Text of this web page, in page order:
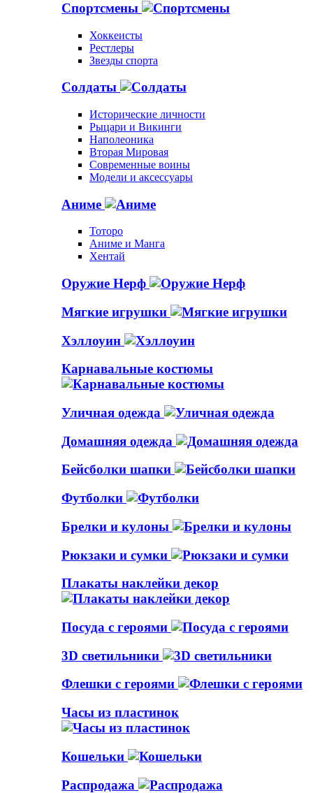
Спортсмены
Хоккеисты
Рестлеры
Звезды спорта
Солдаты
Исторические личности
Рыцари и Викинги
Наполеоника
Вторая Мировая
Современные воины
Модели и аксессуары
Аниме
Тоторо
Аниме и Манга
Хентай
Оружие Нерф
Мягкие игрушки
Хэллоуин
Карнавальные костюмы
Уличная одежда
Домашняя одежда
Бейсболки шапки
Футболки
Брелки и кулоны
Рюкзаки и сумки
Плакаты наклейки декор
Посуда с героями
3D светильники
Флешки с героями
Часы из пластинок
Кошельки
Распродажа